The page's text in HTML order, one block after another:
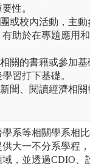
性。
或校內活動，主動
助於在專題應用
關的書籍或參加基
習打下基礎。
聞、閱讀經濟相
系等相關學系相
大一不分系學程
，並透過CDIO、